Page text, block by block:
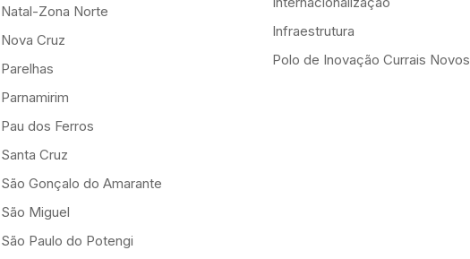
Natal-Zona Norte
Nova Cruz
Parelhas
Parnamirim
Pau dos Ferros
Santa Cruz
São Gonçalo do Amarante
São Miguel
São Paulo do Potengi
Infraestrutura
Polo de Inovação Currais Novos